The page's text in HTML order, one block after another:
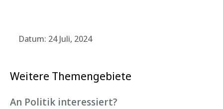
Datum: 24 Juli, 2024
Weitere Themengebiete
An Politik interessiert?